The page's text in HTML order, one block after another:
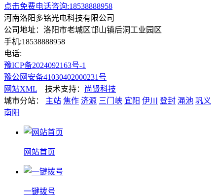
点击免费电话咨询:18538888958
河南洛阳多铭光电科技有限公司
公司地址：洛阳市老城区邙山镇后洞工业园区
手机:18538888958
电话:
豫ICP备2024092163号-1
豫公网安备41030402000231号
网站XML 技术支持：
尚贤科技
城市分站：
主站 焦作 济源 三门峡 宜阳 伊川 登封 渑池 巩义
南阳
网站首页
一键拨号